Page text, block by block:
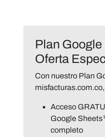
Plan
Oferta
Con nuestro Plan
misfacturas.com.co
Acceso
Google
completo